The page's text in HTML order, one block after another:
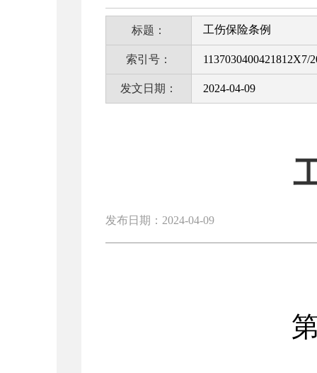
标题： 工伤保险条例
索引号： 1137030400421812X7/
发文日期： 2024-04-09
发布日期：2024-04-09